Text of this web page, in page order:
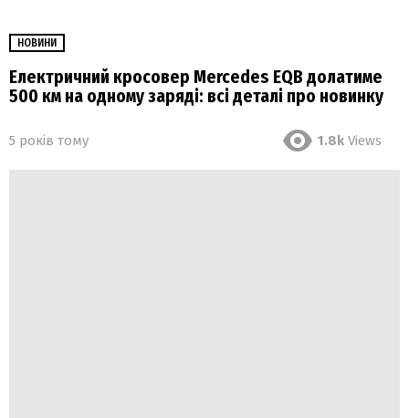
НОВИНИ
Електричний кросовер Mercedes EQB долатиме
500 км на одному заряді: всі деталі про новинку
5 років тому 1.8k Views